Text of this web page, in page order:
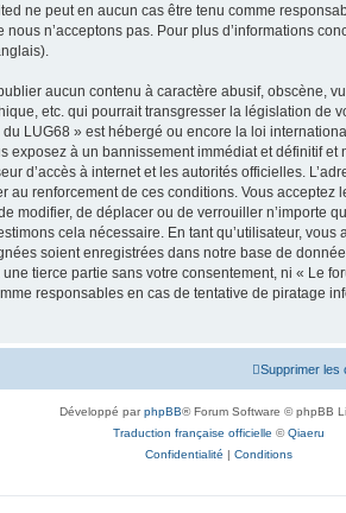
ne peut en aucun cas être tenu comme
nous n’acceptons pas. Pour plus d’informations
aucun contenu à caractère abusif, obscène,
etc. qui pourrait transgresser la législation de
LUG68 » est hébergé ou encore la loi
exposez à un bannissement immédiat et définitif et
d’accès à internet et les autorités officielles.
au renforcement de ces conditions. Vous acceptez
modifier, de déplacer ou de verrouiller n’importe
cela nécessaire. En tant qu’utilisateur,
soient enregistrées dans notre base de
tierce partie sans votre consentement, ni « Le
responsables en cas de tentative de piratage
Supprimer les
Développé parphpBB® Forum Software © phpBB
Traduction française officielle ©Qiaeru
Confidentialité | Conditions